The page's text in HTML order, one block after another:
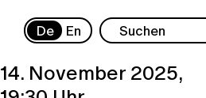
De En
14. November 2025,